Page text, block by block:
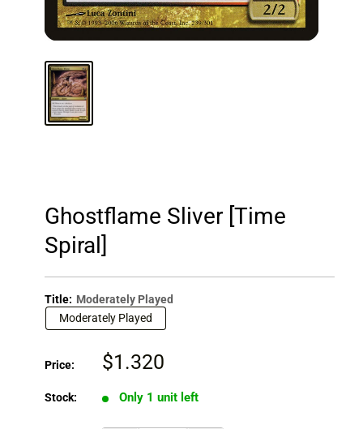
Ghostflame Sliver [Time
Spiral]
Title: Moderately Played
Moderately Played
Price:
Sale
$1.320
Stock: Only 1 unit left